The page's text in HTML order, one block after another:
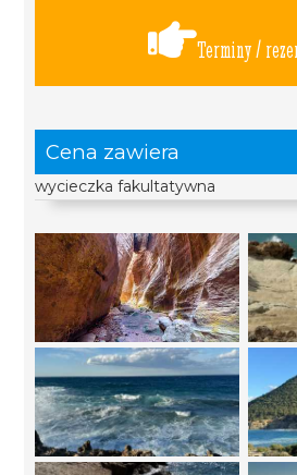
Terminy /
Cena zawiera
wycieczka fakultatywna